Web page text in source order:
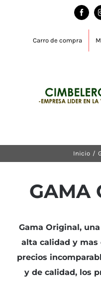
Carro de compra
Inicio /
GAMA
Gama Original,
alta calidad y mas
precios
y de calidad, los